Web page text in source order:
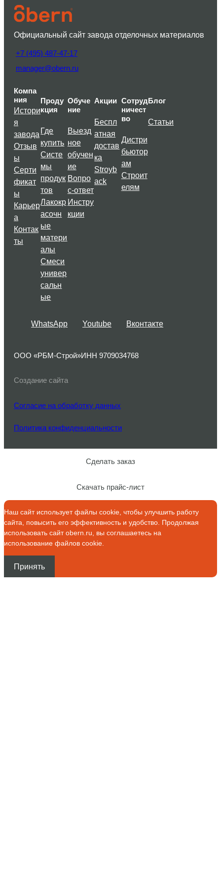
Официальный сайт завода отделочных материалов
+7 (495) 487-47-17
manager@obern.ru
Компа
ния
Истори
я
завода
Отзыв
ы
Серти
фикат
ы
Карьер
а
Контак
ты
Проду
кция
Где
купить
Систе
мы
продук
тов
Лакокр
асочн
ые
матери
алы
Смеси
универ
сальн
ые
Обуче
ние
Выезд
ное
обучен
ие
Вопро
с-ответ
Инстру
кции
Акции
Беспл
атная
достав
ка
Stroyb
ack
Сотруд
ничест
во
Дистри
бьютор
ам
Строит
елям
Блог
Статьи
WhatsApp Youtube Вконтакте
ООО «РБМ-Строй»ИНН 9709034768
Создание сайта
Согласие на обработку данных
Политика конфиденциальности
Сделать заказ
Скачать прайс-лист
Наш сайт использует файлы cookie, чтобы улучшить работу
сайта, повысить его эффективность и удобство. Продолжая
использовать сайт obern.ru, вы соглашаетесь на
использование файлов cookie.
Принять